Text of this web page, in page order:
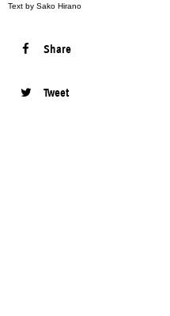
Text by Sako Hirano
Share
Tweet